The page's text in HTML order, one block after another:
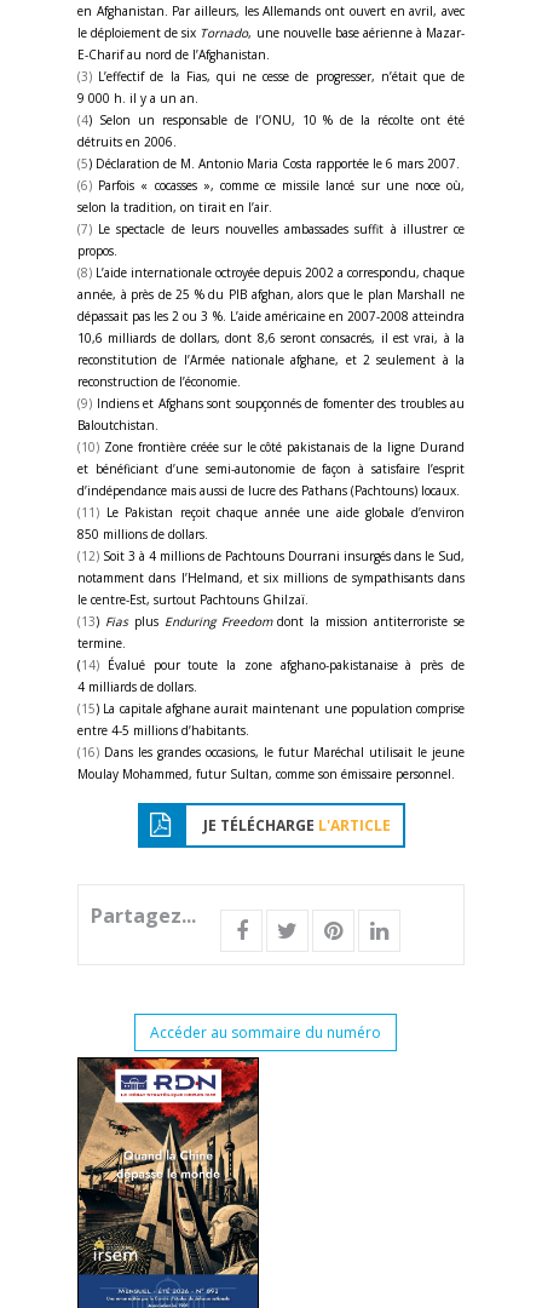
en Afghanistan. Par ailleurs, les Allemands ont ouvert en avril, avec
le déploiement de six Tornado, une nouvelle base aérienne à Mazar-
E-Charif au nord de l’Afghanistan.
(3) L’effectif de la Fias, qui ne cesse de progresser, n’était que de
9 000 h. il y a un an.
(4) Selon un responsable de l’ONU, 10 % de la récolte ont été
détruits en 2006.
(5) Déclaration de M. Antonio Maria Costa rapportée le 6 mars 2007.
(6) Parfois « cocasses », comme ce missile lancé sur une noce où,
selon la tradition, on tirait en l’air.
(7) Le spectacle de leurs nouvelles ambassades suffit à illustrer ce
propos.
(8) L’aide internationale octroyée depuis 2002 a correspondu, chaque
année, à près de 25 % du PIB afghan, alors que le plan Marshall ne
dépassait pas les 2 ou 3 %. L’aide américaine en 2007-2008 atteindra
10,6 milliards de dollars, dont 8,6 seront consacrés, il est vrai, à la
reconstitution de l’Armée nationale afghane, et 2 seulement à la
reconstruction de l’économie.
(9) Indiens et Afghans sont soupçonnés de fomenter des troubles au
Baloutchistan.
(10) Zone frontière créée sur le côté pakistanais de la ligne Durand
et bénéficiant d’une semi-autonomie de façon à satisfaire l’esprit
d’indépendance mais aussi de lucre des Pathans (Pachtouns) locaux.
(11) Le Pakistan reçoit chaque année une aide globale d’environ
850 millions de dollars.
(12) Soit 3 à 4 millions de Pachtouns Dourrani insurgés dans le Sud,
notamment dans l’Helmand, et six millions de sympathisants dans
le centre-Est, surtout Pachtouns Ghilzaï.
(13) Fias plus Enduring Freedomdont la mission antiterroriste se
termine.
(14) Évalué pour toute la zone afghano-pakistanaise à près de
4 milliards de dollars.
(15) La capitale afghane aurait maintenant une population comprise
entre 4-5 millions d’habitants.
(16) Dans les grandes occasions, le futur Maréchal utilisait le jeune
Moulay Mohammed, futur Sultan, comme son émissaire personnel.
JE TÉLÉCHARGE L'ARTICLE
Partagez...
Accéder au sommaire du numéro